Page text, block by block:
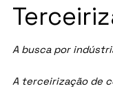
A busca por
A terceirização de